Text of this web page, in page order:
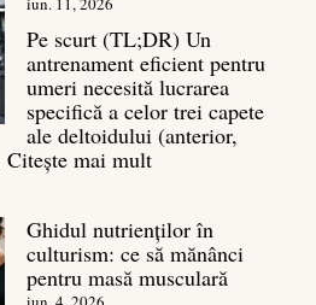
Pe scurt (TL;DR) Un
antrenament eficient pentru
umeri necesită lucrarea
specifică a celor trei capete
ale deltoidului (anterior,
Citește mai mult:
Ghid
complet
pentru
Ghidul nutrienților în
culturism: ce să mănânci
pentru masă musculară